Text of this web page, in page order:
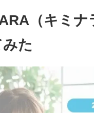
（キミ
た